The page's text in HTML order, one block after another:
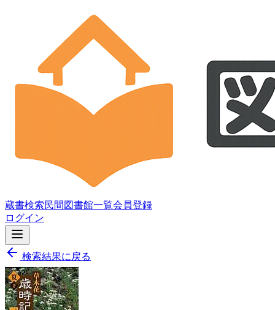
蔵書検索民間図書館一覧会員登録
ログイン
検索結果に戻る